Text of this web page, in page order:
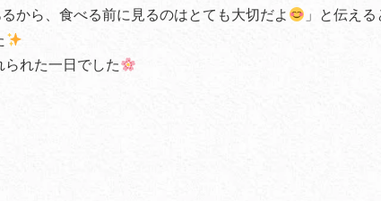
から、食べる前に見るのはとても大切だよ
」と伝える
られた一日でした